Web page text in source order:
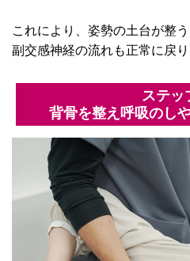
これにより、姿勢の土台が整
副交感神経の流れも正常に戻り
ステ
背骨を整え呼吸のし